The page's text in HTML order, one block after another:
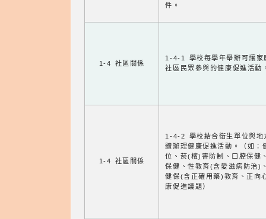
件。
1-4 社區關係
1-4-1 學校每學年舉辦可讓家
社區民眾參與的健康促進活動
1-4 社區關係
1-4-2 學校結合衛生單位與地
體辦理健康促進活動。（如：
位、菸(檳)害防制、口腔保健
保健、性教育(含愛滋病防治)
健保(含正確用藥)教育、正向
康促進議題）